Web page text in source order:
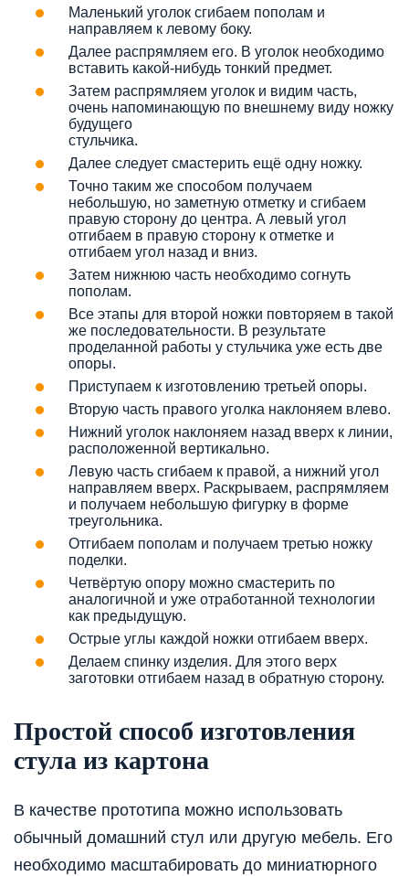
Маленький уголок сгибаем пополам и
направляем к левому боку.
Далее распрямляем его. В уголок необходимо
вставить какой-нибудь тонкий предмет.
Затем распрямляем уголок и видим часть,
очень напоминающую по внешнему виду ножку
будущего
стульчика.
Далее следует смастерить ещё одну ножку.
Точно таким же способом получаем
небольшую, но заметную отметку и сгибаем
правую сторону до центра. А левый угол
отгибаем в правую сторону к отметке и
отгибаем угол назад и вниз.
Затем нижнюю часть необходимо согнуть
пополам.
Все этапы для второй ножки повторяем в такой
же последовательности. В результате
проделанной работы у стульчика уже есть две
опоры.
Приступаем к изготовлению третьей опоры.
Вторую часть правого уголка наклоняем влево.
Нижний уголок наклоняем назад вверх к линии,
расположенной вертикально.
Левую часть сгибаем к правой, а нижний угол
направляем вверх. Раскрываем, распрямляем
и получаем небольшую фигурку в форме
треугольника.
Отгибаем пополам и получаем третью ножку
поделки.
Четвёртую опору можно смастерить по
аналогичной и уже отработанной технологии
как предыдущую.
Острые углы каждой ножки отгибаем вверх.
Делаем спинку изделия. Для этого верх
заготовки отгибаем назад в обратную сторону.
Простой способ изготовления
стула из картона
В качестве прототипа можно использовать
обычный домашний стул или другую мебель. Его
необходимо масштабировать до миниатюрного